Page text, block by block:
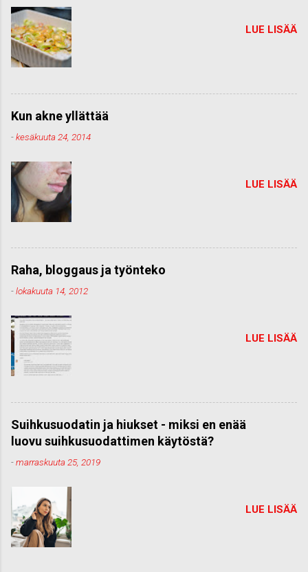
LUE LISÄÄ
Kun akne yllättää
-kesäkuuta 24, 2014
LUE LISÄÄ
Raha, bloggaus ja työnteko
-lokakuuta 14, 2012
LUE LISÄÄ
Suihkusuodatin ja hiukset - miksi en enää
luovu suihkusuodattimen käytöstä?
-marraskuuta 25, 2019
LUE LISÄÄ